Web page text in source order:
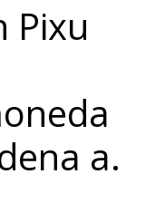
Pixu
a.